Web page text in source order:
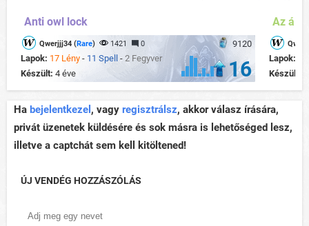
Anti owl lock
9120
Qwerjjj34 (Rare) 1421 0
Lapok: 17 Lény - 11 Spell - 2 Fegyver
Készült: 4 éve 16
Az
Lapok:
Készült:
Ha bejelentkezel , vagy regisztrálsz, akkor válasz írására,
privát üzenetek küldésére és sok másra is lehetőséged lesz,
illetve a captchát sem kell kitöltened!
ÚJ VENDÉG HOZZÁSZÓLÁS